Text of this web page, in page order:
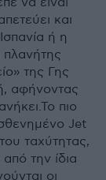
και
ή η
πλανήτης
της Γης
αφήνοντας
πιο
Jet
ταχύτητας,
την ίδια
οι